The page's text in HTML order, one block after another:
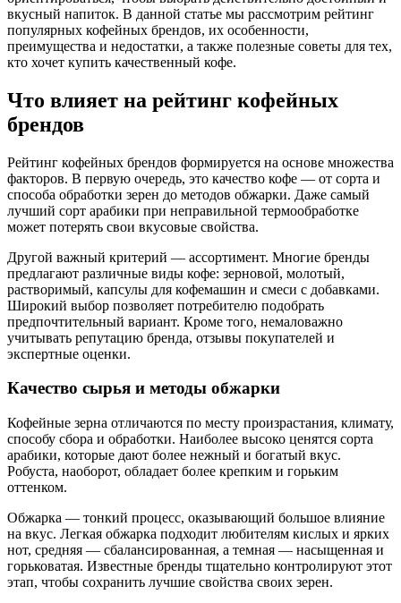
вкусный напиток. В данной статье мы рассмотрим рейтинг
популярных кофейных брендов, их особенности,
преимущества и недостатки, а также полезные советы для тех,
кто хочет купить качественный кофе.
Что влияет на рейтинг кофейных
брендов
Рейтинг кофейных брендов формируется на основе множества
факторов. В первую очередь, это качество кофе — от сорта и
способа обработки зерен до методов обжарки. Даже самый
лучший сорт арабики при неправильной термообработке
может потерять свои вкусовые свойства.
Другой важный критерий — ассортимент. Многие бренды
предлагают различные виды кофе: зерновой, молотый,
растворимый, капсулы для кофемашин и смеси с добавками.
Широкий выбор позволяет потребителю подобрать
предпочтительный вариант. Кроме того, немаловажно
учитывать репутацию бренда, отзывы покупателей и
экспертные оценки.
Качество сырья и методы обжарки
Кофейные зерна отличаются по месту произрастания, климату,
способу сбора и обработки. Наиболее высоко ценятся сорта
арабики, которые дают более нежный и богатый вкус.
Робуста, наоборот, обладает более крепким и горьким
оттенком.
Обжарка — тонкий процесс, оказывающий большое влияние
на вкус. Легкая обжарка подходит любителям кислых и ярких
нот, средняя — сбалансированная, а темная — насыщенная и
горьковатая. Известные бренды тщательно контролируют этот
этап, чтобы сохранить лучшие свойства своих зерен.